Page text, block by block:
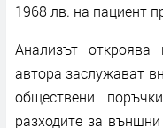
1968 лв. на пациент
Анализът
автора заслужават
обществени
разходите за